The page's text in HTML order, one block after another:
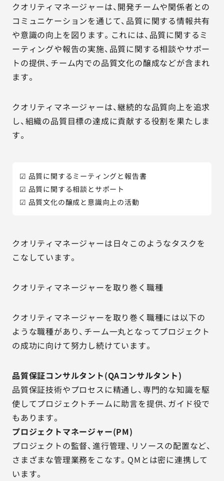
クオリティマネージャーは、開発チームや関係者との
コミュニケーションを通じて、品質に関する情報共有
や意識の向上を図ります。これには、品質に関するミ
ーティングや報告の実施、品質に関する相談やサポー
トの提供、チーム内での品質文化の醸成などが含まれ
ます。
クオリティマネージャーは、継続的な品質向上を追求
し、組織の品質目標の達成に貢献する役割を果たしま
す。
☑ 品質に関するミーティングと報告書
☑ 品質に関する相談とサポート
☑ 品質文化の醸成と意識向上の活動
クオリティマネージャーは日々このようなタスクを
こなしています。
クオリティマネージャーを取り巻く職種
クオリティマネージャーを取り巻く職種には以下の
ような職種があり、チーム一丸となってプロジェクト
の成功に向けて努力し続けています。
品質保証コンサルタント(QAコンサルタント)
品質保証技術やプロセスに精通し、専門的な知識を駆
使してプロジェクトチームに助言を提供、ガイド役で
もあります。
プロジェクトマネージャー(PM)
プロジェクトの監督、進行管理、リソースの配置など、
さまざまな管理業務をこなす。QMとは密に連携して
います。